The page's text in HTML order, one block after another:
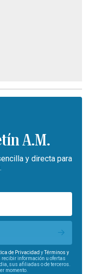
A.M.
y directa para
de Privacidad yTérminos y
recibir información u ofertas
sus afiliadas o de terceros.
momento.